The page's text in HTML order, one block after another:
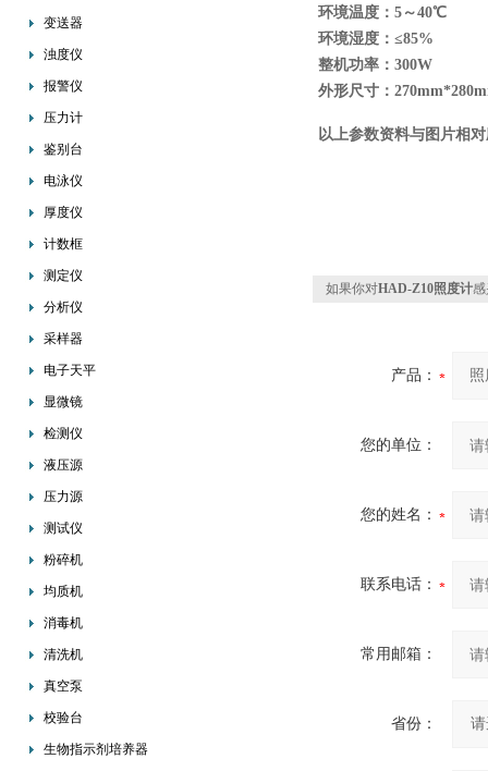
变送器
浊度仪
报警仪
压力计
鉴别台
电泳仪
厚度仪
计数框
测定仪
分析仪
采样器
电子天平
显微镜
检测仪
液压源
压力源
测试仪
粉碎机
均质机
消毒机
清洗机
真空泵
校验台
生物指示剂培养器
环境温度：5～40℃
环境湿度：≤85%
整机功率：300W
外形尺寸：
以上参数资料与图片相
如果你对HAD-Z10照度计
产品：
您的单位：
您的姓名：
联系电话：
常用邮箱：
省份：